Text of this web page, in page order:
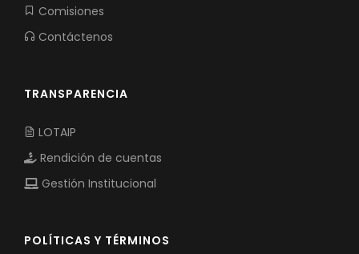
Comisiones
Contáctenos
TRANSPARENCIA
LOTAIP
Rendición de cuentas
Gestión Institucional
POLÍTICAS Y TÉRMINOS